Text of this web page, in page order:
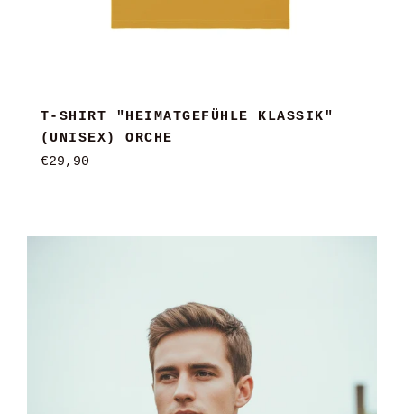
T-SHIRT "HEIMATGEFÜHLE KLASSIK"
(UNISEX) ORCHE
Normaler
€29,90